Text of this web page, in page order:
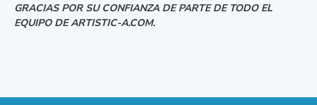
GRACIAS POR SU CONFIANZA DE PARTE DE TODO EL
EQUIPO DE ARTISTIC-A.COM.